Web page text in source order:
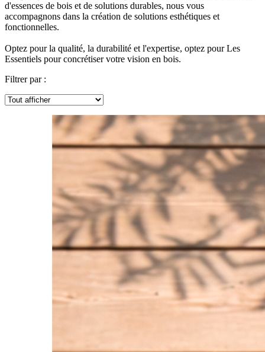
d'essences de bois et de solutions durables, nous vous
accompagnons dans la création de solutions esthétiques et
fonctionnelles.
Optez pour la qualité, la durabilité et l'expertise, optez pour Les
Essentiels pour concrétiser votre vision en bois.
Filtrer par :